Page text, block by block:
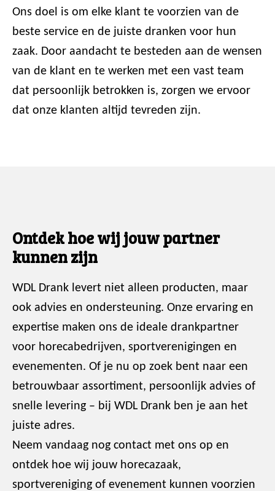
Ons doel is om elke klant te voorzien van de
beste service en de juiste dranken voor hun
zaak. Door aandacht te besteden aan de wensen
van de klant en te werken met een vast team
dat persoonlijk betrokken is, zorgen we ervoor
dat onze klanten altijd tevreden zijn.
Ontdek hoe wij jouw partner
kunnen zijn
WDL Drank levert niet alleen producten, maar
ook advies en ondersteuning. Onze ervaring en
expertise maken ons de ideale drankpartner
voor horecabedrijven, sportverenigingen en
evenementen. Of je nu op zoek bent naar een
betrouwbaar assortiment, persoonlijk advies of
snelle levering – bij WDL Drank ben je aan het
juiste adres.
Neem vandaag nog contact met ons op en
ontdek hoe wij jouw horecazaak,
sportvereniging of evenement kunnen voorzien